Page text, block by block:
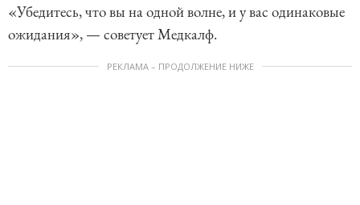
«Убедитесь, что вы на одной волне, и у вас одинаковые
ожидания», — советует Медкалф.
РЕКЛАМА – ПРОДОЛЖЕНИЕ НИЖЕ